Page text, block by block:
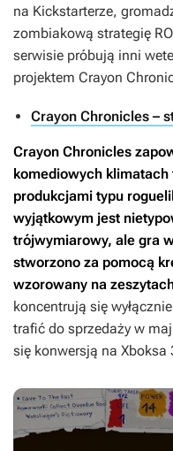
na Kickstarterze,
zombiakową strategię
serwisie próbują inni
projektem Crayon
Crayon Chronicles –
Crayon Chronicles
komediowych klimatach
produkcjami typu
wyjątkowym jest
trójwymiarowy, ale gra
stworzono za pomocą
wzorowany na
koncentrują się
trafić do sprzedaży w
się konwersją na Xboksa